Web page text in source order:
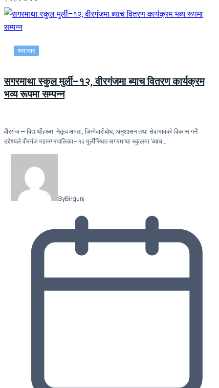
समाचार
सगरमाथा स्कुल मुर्ली–१२, वीरगंजमा ब्याच वितरण कार्यक्रम
भव्य रूपमा सम्पन्न
वीरगंज — विद्यार्थीहरूमा नेतृत्व क्षमता, जिम्मेवारीबोध, अनुशासन तथा सेवाभावको विकास गर्ने
उद्देश्यले वीरगंज महानगरपालिका–१२ मुर्लीस्थित सगरमाथा स्कुलमा ‘ब्याच…
ByBirgunj